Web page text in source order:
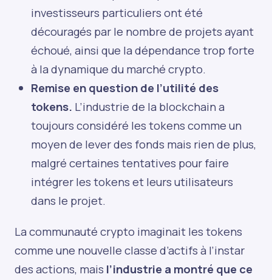
investisseurs particuliers ont été
découragés par le nombre de projets ayant
échoué, ainsi que la dépendance trop forte
à la dynamique du marché crypto.
Remise en question de l’utilité des
tokens. L’industrie de la blockchain a
toujours considéré les tokens comme un
moyen de lever des fonds mais rien de plus,
malgré certaines tentatives pour faire
intégrer les tokens et leurs utilisateurs
dans le projet.
La communauté crypto imaginait les tokens
comme une nouvelle classe d’actifs à l’instar
des actions, mais l’industrie a montré que ce